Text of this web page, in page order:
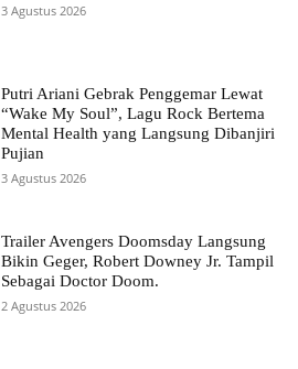
3 Agustus 2026
Putri Ariani Gebrak Penggemar Lewat
“Wake My Soul”, Lagu Rock Bertema
Mental Health yang Langsung Dibanjiri
Pujian
3 Agustus 2026
Trailer Avengers Doomsday Langsung
Bikin Geger, Robert Downey Jr. Tampil
Sebagai Doctor Doom.
2 Agustus 2026